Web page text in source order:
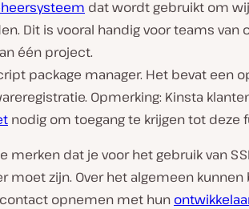
dat wordt gebruikt om
Dit is vooral handig voor teams van
één project.
package manager. Het bevat een
Opmerking: Kinsta
nodig om toegang te krijgen tot deze
merken dat je voor het gebruik van
moet zijn. Over het algemeen
opnemen met hun